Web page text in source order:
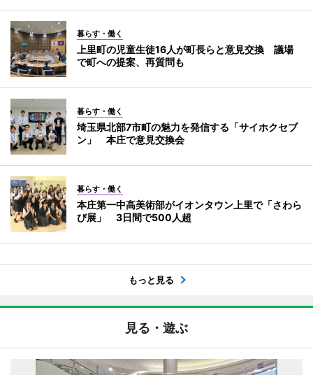
暮らす・働く
上里町の児童生徒16人が町長らと意見交換 議場
で町への提案、再質問も
暮らす・働く
埼玉県北部7市町の魅力を発信する「サイホクセブ
ン」 本庄で意見交換会
暮らす・働く
本庄第一中高美術部がイオンタウン上里で「さわら
び展」 3日間で500人超
もっと見る
見る・遊ぶ